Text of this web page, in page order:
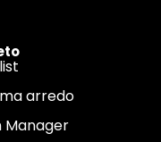
arredo
Manager